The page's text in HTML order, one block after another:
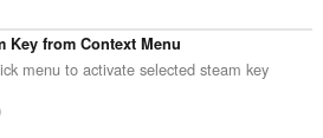
Key from Context Menu
menu to activate selected steam key